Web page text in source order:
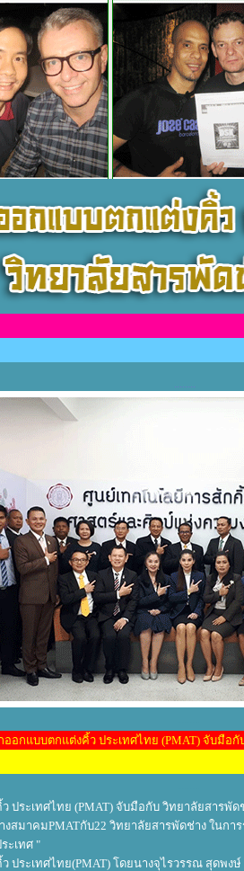
........
อกแบบตกแต่งคิ้ว ประเทศไทย (PMAT) จับมือ
ประเทศไทย (PMAT) จับมือกับ วิทยาลัยสารพั
งสมาคมPMATกับ22 วิทยาลัยสารพัดช่าง ในก
ะเทศ "
ประเทศไทย(PMAT) โดยนางจุไรวรรณ สุดพ